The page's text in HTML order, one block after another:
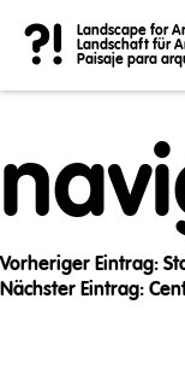
?!
Landscape for
Landschaft für
Paisaje para
Post
Vorheriger Eintrag:
Nächster Eintrag: